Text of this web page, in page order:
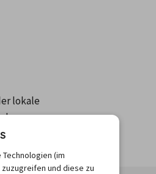
lokale
Technologien (im
und diese zu